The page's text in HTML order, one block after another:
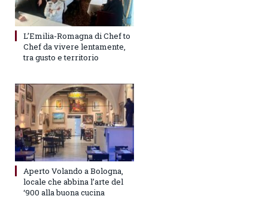
L’Emilia-Romagna di Chef to
Chef da vivere lentamente,
tra gusto e territorio
Aperto Volando a Bologna,
locale che abbina l’arte del
‘900 alla buona cucina